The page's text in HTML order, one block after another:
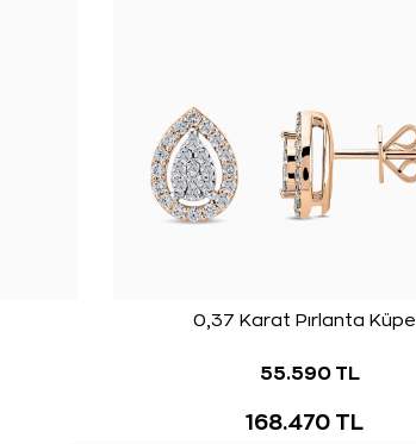
0,37 Karat Pırlanta Küpe
55.590 TL
168.470 TL